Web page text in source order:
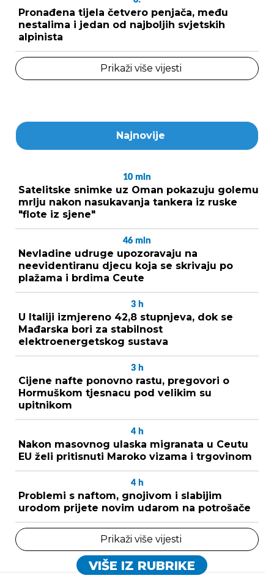
Pronađena tijela četvero penjača, među
nestalima i jedan od najboljih svjetskih
alpinista
Prikaži više vijesti
Najnovije
10 min
Satelitske snimke uz Oman pokazuju golemu
mrlju nakon nasukavanja tankera iz ruske
"flote iz sjene"
46 min
Nevladine udruge upozoravaju na
neevidentiranu djecu koja se skrivaju po
plažama i brdima Ceute
3 h
U Italiji izmjereno 42,8 stupnjeva, dok se
Mađarska bori za stabilnost
elektroenergetskog sustava
3 h
Cijene nafte ponovno rastu, pregovori o
Hormuškom tjesnacu pod velikim su
upitnikom
4 h
Nakon masovnog ulaska migranata u Ceutu
EU želi pritisnuti Maroko vizama i trgovinom
4 h
Problemi s naftom, gnojivom i slabijim
urodom prijete novim udarom na potrošače
Prikaži više vijesti
VIŠE IZ RUBRIKE